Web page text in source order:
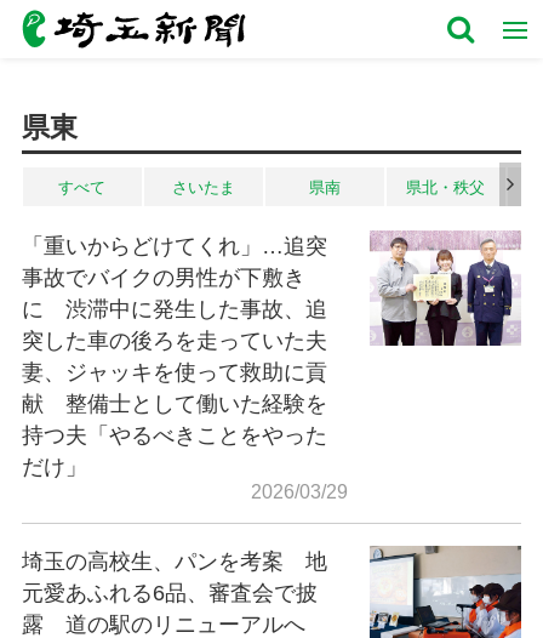
県東
すべて さいたま 県南 県北・秩父
「重いからどけてくれ」…追突
事故でバイクの男性が下敷き
に 渋滞中に発生した事故、追
突した車の後ろを走っていた夫
妻、ジャッキを使って救助に貢
献 整備士として働いた経験を
持つ夫「やるべきことをやった
だけ」
2026/03/29
埼玉の高校生、パンを考案 地
元愛あふれる6品、審査会で披
露 道の駅のリニューアルへ